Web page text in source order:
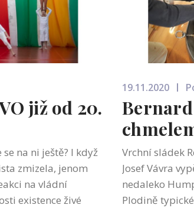
již od 20.
na ni ještě? I když
zmizela, jenom
na vládní
existence živé
19.11.2020
Vrchní sládek
Josef Vávra
nedaleko
Plodině